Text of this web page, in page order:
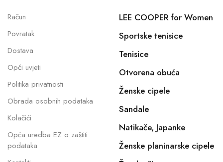
Račun
Povratak
Dostava
Opći uvjeti
Politika privatnosti
Obrada osobnih podataka
Kolačići
Opća uredba EZ o zaštiti
podataka
LEE COOPER for Women
Sportske tenisice
Tenisice
Otvorena obuća
Ženske cipele
Sandale
Natikače, Japanke
Ženske planinarske cipele